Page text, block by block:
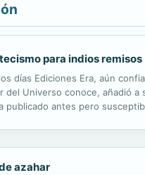
para indios remisos
días Ediciones Era, aún
del Universo conoce, añadió
publicado antes pero
azahar